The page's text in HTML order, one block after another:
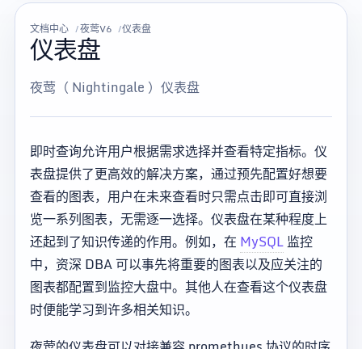
文档中心 夜莺V6 仪表盘
仪表盘
夜莺（ Nightingale ）仪表盘
即时查询允许用户根据需求选择并查看特定指标。仪
表盘提供了更高效的解决方案，通过预先配置好想要
查看的图表，用户在未来查看时只需点击即可直接浏
览一系列图表，无需逐一选择。仪表盘在某种程度上
还起到了知识传递的作用。例如，在 MySQL监控
中，资深 DBA 可以事先将重要的图表以及应关注的
图表都配置到监控大盘中。其他人在查看这个仪表盘
时便能学习到许多相关知识。